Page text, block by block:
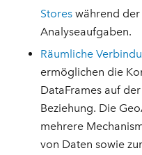
Stores während
Analyseaufgaben.
Räumliche
ermöglichen die
DataFrames auf
Beziehung. Die
mehrere
von Daten sowie